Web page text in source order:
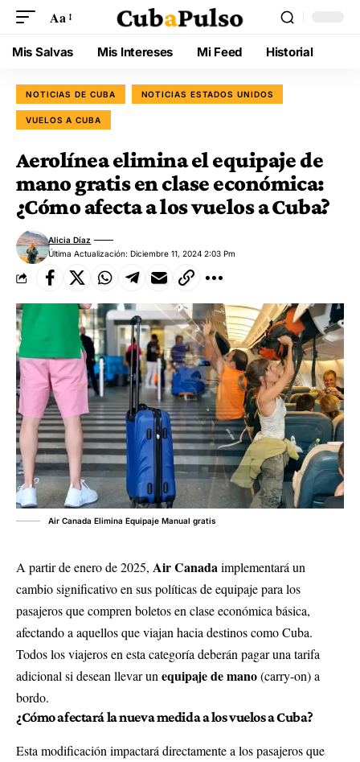
Aa
Mis Salvas Mis Intereses Mi Feed Historial
NOTICIAS DE CUBA NOTICIAS ESTADOS UNIDOS
VUELOS A CUBA
Aerolínea elimina el equipaje de
mano gratis en clase económica:
¿Cómo afecta a los vuelos a Cuba?
Última Actualización: Diciembre 11, 2024 2:03 Pm
Alicia Díaz
Air Canada Elimina Equipaje Manual gratis
A partir de enero de 2025, Air Canadaimplementará un
cambio significativo en sus políticas de equipaje para los
pasajeros que compren boletos en clase económica básica,
afectando a aquellos que viajan hacia destinos como Cuba.
Todos los viajeros en esta categoría deberán pagar una tarifa
adicional si desean llevar un equipaje de mano(carry-on) a
bordo.
¿Cómo afectará la nueva medida a los vuelos a Cuba?
Esta modificación impactará directamente a los pasajeros que